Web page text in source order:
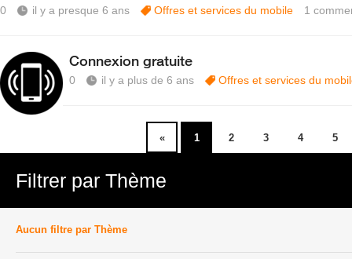
0 il y a presque 6 ans Offres et services du mobile 1
Connexion gratuite
0 il y a plus de 6 ans Offres et services du
« 1 2 3 4 5
Filtrer par Thème
Aucun filtre par Thème